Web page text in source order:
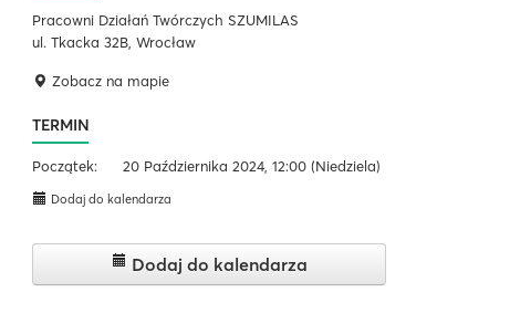
Pracowni Działań Twórczych SZUMILAS
ul. Tkacka 32B, Wrocław
Zobacz na mapie
TERMIN
Początek: 20 Października 2024, 12:00 (Niedziela)
Dodaj do kalendarza
Dodaj do kalendarza